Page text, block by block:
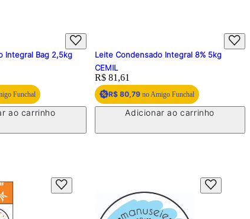
Integral Bag 2,5kg
Funchal
ao carrinho
Leite Condensado Integral 8% 5kg
CEMIL
Price:
R$ 81,61
R$ 80,79no Amigo Funchal
Adicionar ao carrinho